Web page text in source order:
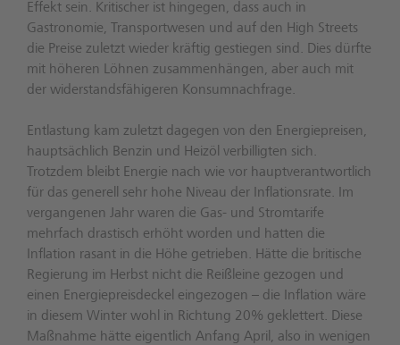
Effekt sein. Kritischer ist hingegen, dass auch in
Gastronomie, Transportwesen und auf den High Streets
die Preise zuletzt wieder kräftig gestiegen sind. Dies dürfte
mit höheren Löhnen zusammenhängen, aber auch mit
der widerstandsfähigeren Konsumnachfrage.
Entlastung kam zuletzt dagegen von den Energiepreisen,
hauptsächlich Benzin und Heizöl verbilligten sich.
Trotzdem bleibt Energie nach wie vor hauptverantwortlich
für das generell sehr hohe Niveau der Inflationsrate. Im
vergangenen Jahr waren die Gas- und Stromtarife
mehrfach drastisch erhöht worden und hatten die
Inflation rasant in die Höhe getrieben. Hätte die britische
Regierung im Herbst nicht die Reißleine gezogen und
einen Energiepreisdeckel eingezogen – die Inflation wäre
in diesem Winter wohl in Richtung 20% geklettert. Diese
Maßnahme hätte eigentlich Anfang April, also in wenigen